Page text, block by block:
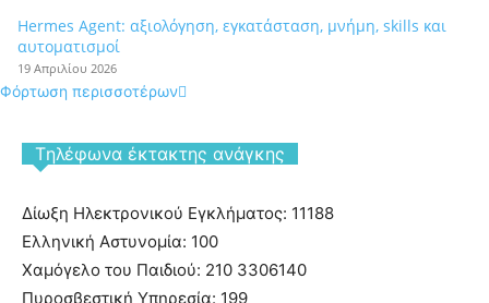
Hermes Agent: αξιολόγηση, εγκατάσταση, μνήμη, skills και
αυτοματισμοί
19 Απριλίου 2026
Φόρτωση περισσοτέρων
Tηλέφωνα έκτακτης ανάγκης
Δίωξη Ηλεκτρονικού Εγκλήματος: 11188
Ελληνική Αστυνομία: 100
Χαμόγελο του Παιδιού: 210 3306140
Πυροσβεστική Υπηρεσία: 199